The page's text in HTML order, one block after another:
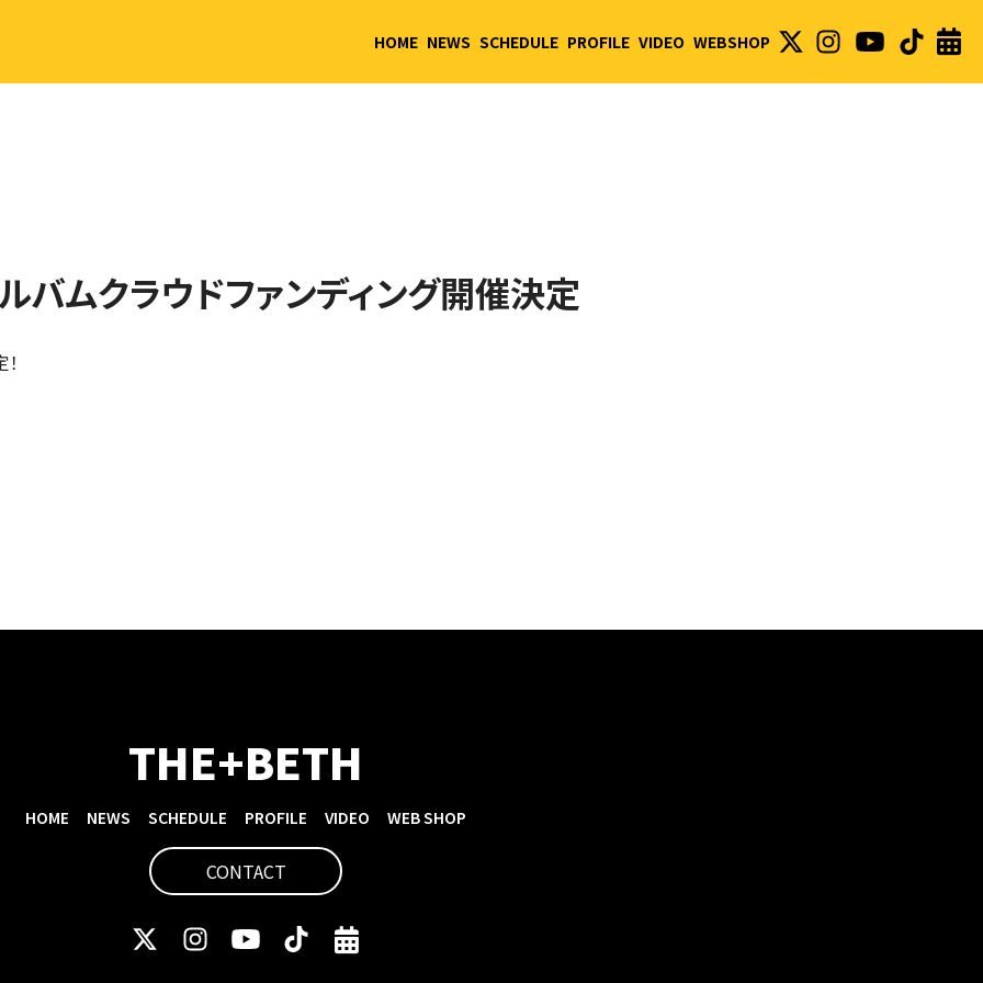
HOME NEWS SCHEDULE PROFILE VIDEO WEBSHOP
バムクラウドファンディング開催決定
THE+BETH
HOME NEWS SCHEDULE PROFILE VIDEO WEB SHOP
CONTACT